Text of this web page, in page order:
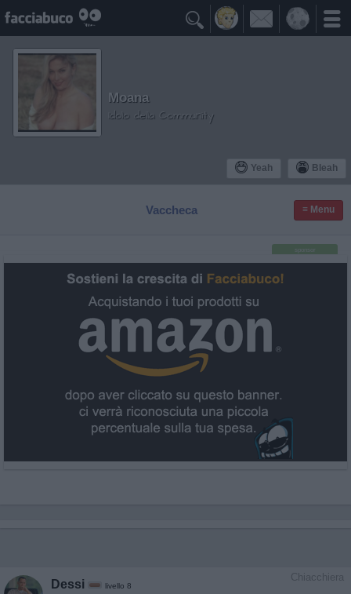

Yeah Bleah
Moana
Idolo della Community
Vaccheca ≡ Menu
Chiacchiera
Dessi livello 8